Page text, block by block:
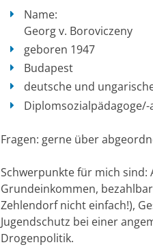
Name:
Georg v. Boroviczeny
geboren 1947
Budapest
deutsche und
Fragen: gerne über
Schwerpunkte für mich sind:
Grundeinkommen,
Zehlendorf nicht einfach!),
Jugendschutz bei einer
Drogenpolitik.